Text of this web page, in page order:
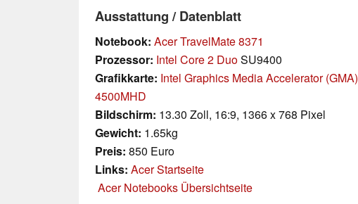
Ausstattung / Datenblatt
Notebook: Acer TravelMate 8371
Prozessor: Intel Core 2 DuoSU9400
Grafikkarte: Intel Graphics Media Accelerator (GMA)
4500MHD
Bildschirm: 13.30 Zoll, 16:9, 1366 x 768 Pixel
Gewicht: 1.65kg
Preis: 850 Euro
Links: Acer Startseite
Acer Notebooks Übersichtseite